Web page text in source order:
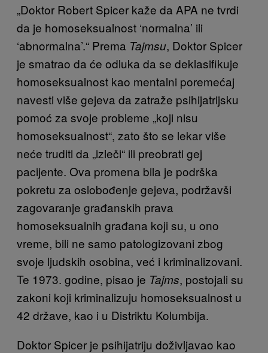
„Doktor Robert Spicer kaže da APA ne tvrdi
da je homoseksualnost ‘normalna’ ili
‘abnormalna’.“ Prema Tajmsu, Doktor Spicer
je smatrao da će odluka da se deklasifikuje
homoseksualnost kao mentalni poremećaj
navesti više gejeva da zatraže psihijatrijsku
pomoć za svoje probleme „koji nisu
homoseksualnost“, zato što se lekar više
neće truditi da „izleči“ ili preobrati gej
pacijente. Ova promena bila je podrška
pokretu za oslobođenje gejeva, podržavši
zagovaranje građanskih prava
homoseksualnih građana koji su, u ono
vreme, bili ne samo patologizovani zbog
svoje ljudskih osobina, već i kriminalizovani.
Te 1973. godine, pisao je Tajms, postojali su
zakoni koji kriminalizuju homoseksualnost u
42 države, kao i u Distriktu Kolumbija.
Doktor Spicer je psihijatriju doživljavao kao